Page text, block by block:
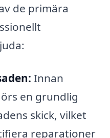
de primära
Innan
en grundlig
skick, vilket
reparationer